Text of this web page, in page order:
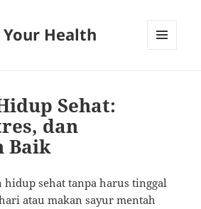
Health
Sehat:
dan
Baik
hidup sehat tanpa harus tinggal
atau makan sayur mentah